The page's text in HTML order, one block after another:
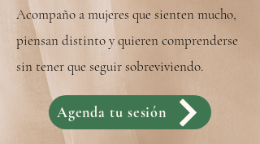
Acompaño a mujeres que sienten mucho,
piensan distinto y quieren comprenderse
sin tener que seguir sobreviviendo.
Agenda tu sesión